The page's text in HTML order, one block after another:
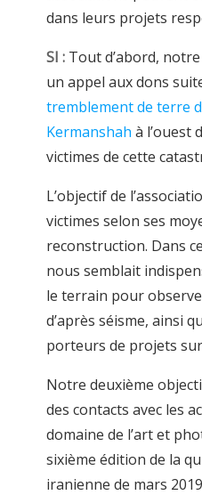
dans leurs projets
SI : Tout d’abord,
un appel aux dons
tremblement de terre
Kermanshah à l’ouest
victimes de cette
L’objectif de
victimes selon ses
reconstruction. Dans
nous semblait
le terrain pour
d’après séisme, ainsi
porteurs de projets
Notre deuxième
des contacts avec les
domaine de l’art et
sixième édition de la
iranienne de mars